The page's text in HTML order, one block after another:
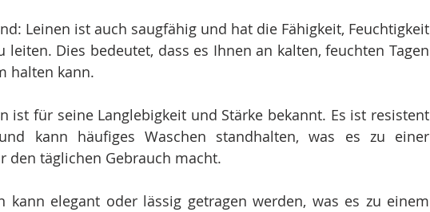
Leinen ist auch saugfähig und hat die Fähigkeit, Feuchtigkeit
leiten. Dies bedeutet, dass es Ihnen an kalten, feuchten Tagen
halten kann.
ist für seine Langlebigkeit und Stärke bekannt. Es ist resistent
kann häufiges Waschen standhalten, was es zu einer
den täglichen Gebrauch macht.
kann elegant oder lässig getragen werden, was es zu einem